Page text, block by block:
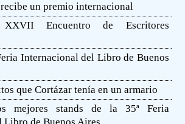
un premio internacional
Encuentro de Escritores
Internacional del Libro de Buenos
que Cortázar tenía en un armario
mejores stands de la 35ª Feria